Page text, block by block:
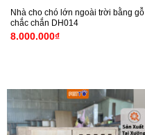
Nhà cho chó lớn ngoài trời bằng gỗ
chắc chắn DH014
8.000.000₫